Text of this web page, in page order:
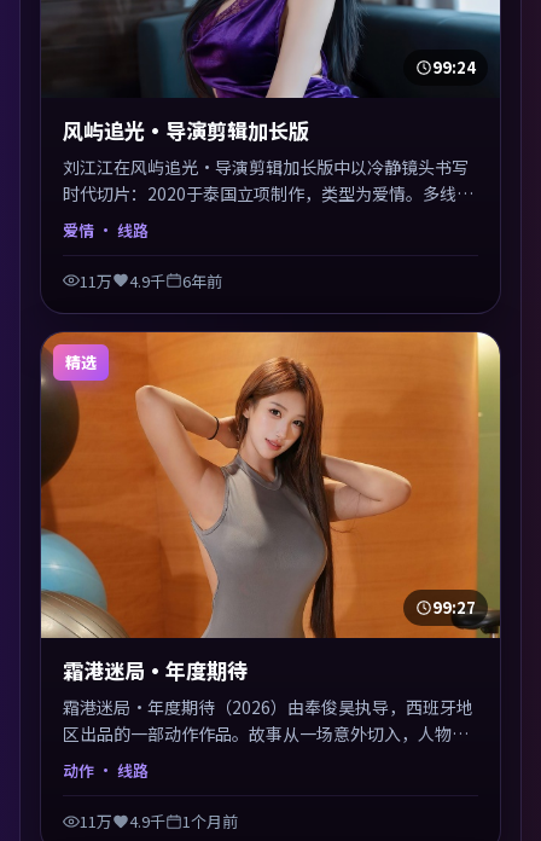
99:24
风屿追光·导演剪辑加长版
刘江江在风屿追光·导演剪辑加长版中以冷静镜头书写
时代切片：2020于泰国立项制作，类型为爱情。多线叙
事交汇于终局，真相与救赎并行，适合喜欢细读表演的
影迷。摄影与配乐高度统一，城市夜景与内心戏互为镜
像。
爱情 · 线路
11万 4.9千 6年前
精选
99:27
霜港迷局·年度期待
霜港迷局·年度期待（2026）由奉俊昊执导，西班牙地
区出品的一部动作作品。故事从一场意外切入，人物在
道德与生存之间反复摇摆，叙事层层推进，情绪克制而
动作 · 线路
11万 4.9千 1个月前